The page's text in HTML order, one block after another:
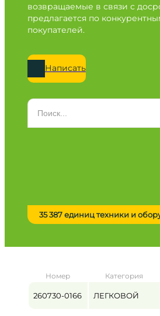
возвращаемые в связи с
предлагается по
покупателей.
Написать
Сначала выберите марку
Город / регион
35 387 единиц техники и
Номер Категория
260730-0166 ЛЕГКОВОЙ